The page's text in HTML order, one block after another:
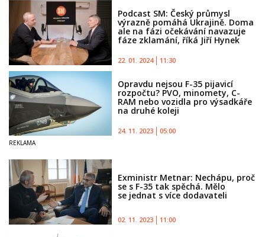
Podcast SM: Český průmysl
výrazně pomáhá Ukrajině. Doma
ale na fázi očekávání navazuje
fáze zklamání, říká Jiří Hynek
22. 01. 2024 11:30
Opravdu nejsou F-35 pijavicí
rozpočtu? PVO, minomety, C-
RAM nebo vozidla pro výsadkáře
na druhé koleji
24. 11. 2023 05:00
Exministr Metnar: Nechápu, proč
se s F-35 tak spěchá. Mělo
se jednat s více dodavateli
02. 11. 2023 11:00